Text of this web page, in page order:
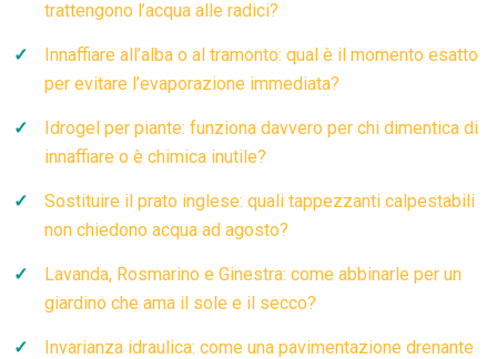
trattengono l’acqua alle radici?
Innaffiare all’alba o al tramonto: qual è il momento esatto
per evitare l’evaporazione immediata?
Idrogel per piante: funziona davvero per chi dimentica di
innaffiare o è chimica inutile?
Sostituire il prato inglese: quali tappezzanti calpestabili
non chiedono acqua ad agosto?
Lavanda, Rosmarino e Ginestra: come abbinarle per un
giardino che ama il sole e il secco?
Invarianza idraulica: come una pavimentazione drenante